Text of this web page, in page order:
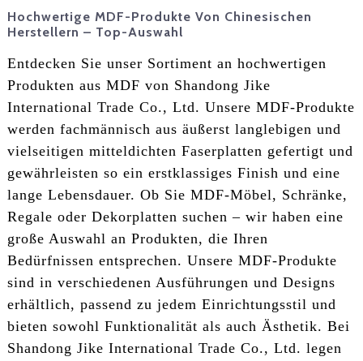
Hochwertige MDF-Produkte Von Chinesischen
Herstellern – Top-Auswahl
Entdecken Sie unser Sortiment an hochwertigen
Produkten aus MDF von Shandong Jike
International Trade Co., Ltd. Unsere MDF-Produkte
werden fachmännisch aus äußerst langlebigen und
vielseitigen mitteldichten Faserplatten gefertigt und
gewährleisten so ein erstklassiges Finish und eine
lange Lebensdauer. Ob Sie MDF-Möbel, Schränke,
Regale oder Dekorplatten suchen – wir haben eine
große Auswahl an Produkten, die Ihren
Bedürfnissen entsprechen. Unsere MDF-Produkte
sind in verschiedenen Ausführungen und Designs
erhältlich, passend zu jedem Einrichtungsstil und
bieten sowohl Funktionalität als auch Ästhetik. Bei
Shandong Jike International Trade Co., Ltd. legen